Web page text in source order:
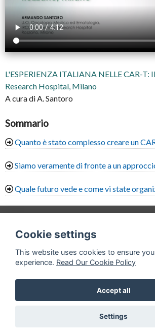
L'ESPERIENZA ITALIANA NELLE CAR-T:
Research Hospital, Milano
A cura di A. Santoro
Sommario
Quanto è stato complesso creare un
Siamo veramente di fronte a un
Quale futuro vede e come vi state
Accademia Nazionale di Medicina
Privacy policy| Realizzato da
Torna su
Cookie settings
This website uses cookies to ensure
experience. Read Our Cookie Policy
Accept all
Settings